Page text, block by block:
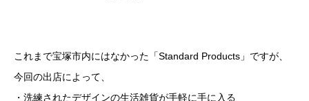
これまで宝塚市内にはなかった「Standard Products」ですが、
今回の出店によって、
・洗練されたデザインの生活雑貨が手軽に手に入る